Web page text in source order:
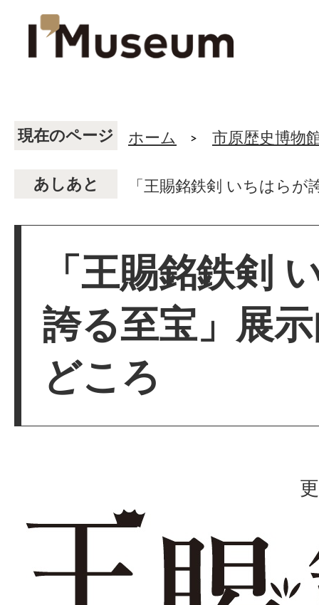
現在のページ ホーム 市原歴史博物
あしあと 「王賜銘鉄剣 いちはら
「王賜銘鉄剣
誇る至宝」展
どころ